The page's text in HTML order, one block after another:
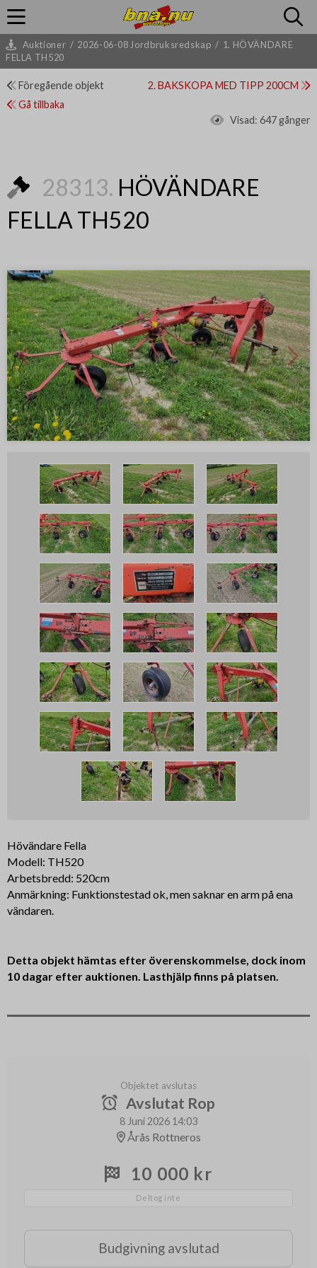
Auktioner / 2026-06-08 Jordbruksredskap / 1. HÖVÄNDARE
FELLA TH520
Föregående objekt
2. BAKSKOPA MED TIPP 200CM
Gå tillbaka
Visad: 647 gånger
28313. HÖVÄNDARE
FELLA TH520
Hövändare Fella
Modell: TH520
Arbetsbredd: 520cm
Anmärkning: Funktionstestad ok, men saknar en arm på ena
vändaren.
Detta objekt hämtas efter överenskommelse, dock inom
10 dagar efter auktionen. Lasthjälp finns på platsen.
Objektet avslutas
Avslutat Rop
8 Juni 2026 14:03
Årås Rottneros
10 000 kr
Deltog inte
Budgivning avslutad